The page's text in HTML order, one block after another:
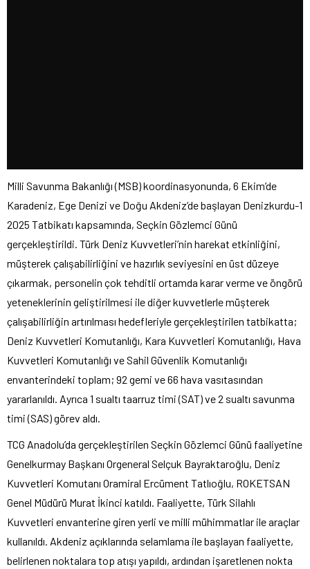
Milli Savunma Bakanlığı (MSB) koordinasyonunda, 6 Ekim’de
Karadeniz, Ege Denizi ve Doğu Akdeniz’de başlayan Denizkurdu-1
2025 Tatbikatı kapsamında, Seçkin Gözlemci Günü
gerçekleştirildi. Türk Deniz Kuvvetleri’nin harekat etkinliğini,
müşterek çalışabilirliğini ve hazırlık seviyesini en üst düzeye
çıkarmak, personelin çok tehditli ortamda karar verme ve öngörü
yeteneklerinin geliştirilmesi ile diğer kuvvetlerle müşterek
çalışabilirliğin artırılması hedefleriyle gerçekleştirilen tatbikatta;
Deniz Kuvvetleri Komutanlığı, Kara Kuvvetleri Komutanlığı, Hava
Kuvvetleri Komutanlığı ve Sahil Güvenlik Komutanlığı
envanterindeki toplam; 92 gemi ve 66 hava vasıtasından
yararlanıldı. Ayrıca 1 sualtı taarruz timi (SAT) ve 2 sualtı savunma
timi (SAS) görev aldı.
TCG Anadolu’da gerçekleştirilen Seçkin Gözlemci Günü faaliyetine
Genelkurmay Başkanı Orgeneral Selçuk Bayraktaroğlu, Deniz
Kuvvetleri Komutanı Oramiral Ercüment Tatlıoğlu, ROKETSAN
Genel Müdürü Murat İkinci katıldı. Faaliyette, Türk Silahlı
Kuvvetleri envanterine giren yerli ve milli mühimmatlar ile araçlar
kullanıldı. Akdeniz açıklarında selamlama ile başlayan faaliyette,
belirlenen noktalara top atışı yapıldı, ardından işaretlenen nokta